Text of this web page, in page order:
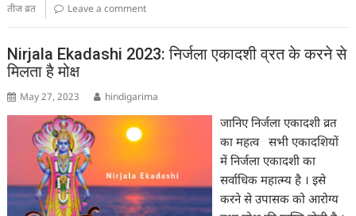
तीज व्रत
Leave a comment
Nirjala Ekadashi 2023: निर्जला एकादशी व्रत के करने से
मिलता है मोक्ष
May 27, 2023 hindigarima
जानिए निर्जला एकादशी व्रत
का महत्व सभी एकादशियों
में निर्जला एकादशी का
सर्वाधिक महात्म्य है । इसे
करने से उपासक को आरोग्य